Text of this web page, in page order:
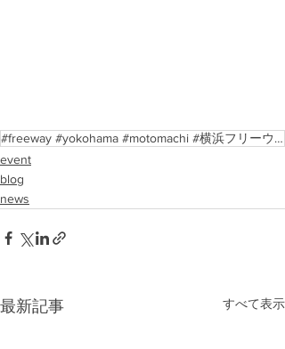
#freeway #yokohama #motomachi #横浜フリーウェイ428 #freeway428
event
blog
news
最新記事 すべて表示